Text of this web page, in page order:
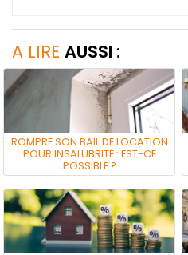
A LIRE AUSSI :
ROMPRE SON BAIL DE LOCATION
POUR INSALUBRITÉ : EST-CE
POSSIBLE ?